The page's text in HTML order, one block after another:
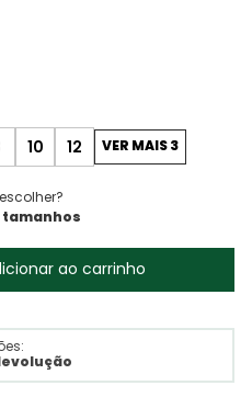
10 12 VER MAIS 3
ao carrinho